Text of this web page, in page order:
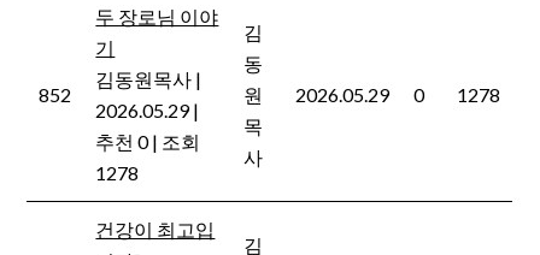
852
두 장로님 이야
기
김동원목사 |
2026.05.29|
추천 0| 조회
1278
김
동
원
목
사
2026.05.29 0 1278
건강이 최고입
김